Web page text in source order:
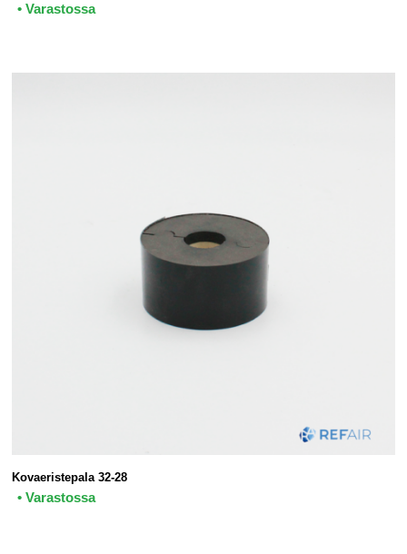
• Varastossa
Kovaeristepala 32-28
• Varastossa